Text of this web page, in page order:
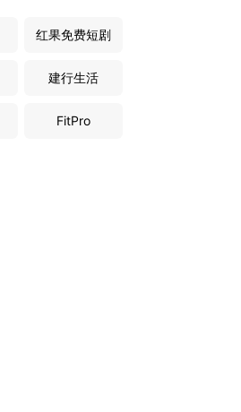
红果免费短剧
建行生活
FitPro